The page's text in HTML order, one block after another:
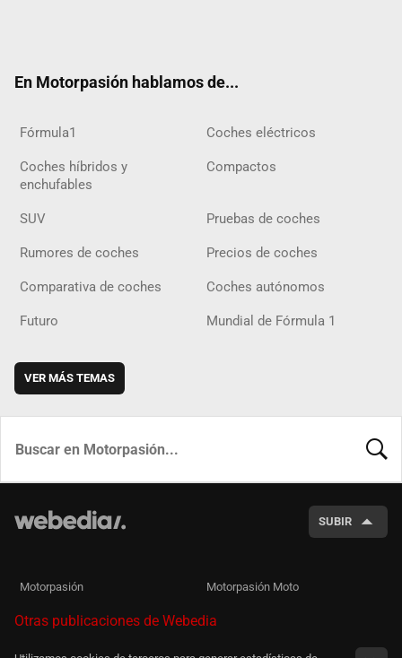
En Motorpasión hablamos de...
Fórmula1 Coches eléctricos
Coches híbridos y
enchufables
Compactos
SUV Pruebas de coches
Rumores de coches Precios de coches
Comparativa de coches Coches autónomos
Futuro Mundial de Fórmula 1
VER MÁS TEMAS
SUBIR
Motorpasión Motorpasión Moto
Otras publicaciones de Webedia